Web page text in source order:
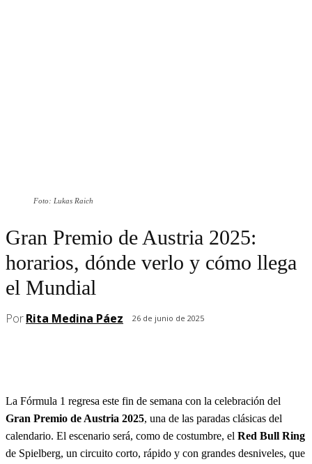
Foto: Lukas Raich
Gran Premio de Austria 2025:
horarios, dónde verlo y cómo llega
el Mundial
PorRita Medina Páez 26 de junio de 2025
La Fórmula 1 regresa este fin de semana con la celebración del
Gran Premio de Austria 2025, una de las paradas clásicas del
calendario. El escenario será, como de costumbre, el Red Bull Ring
de Spielberg, un circuito corto, rápido y con grandes desniveles, que